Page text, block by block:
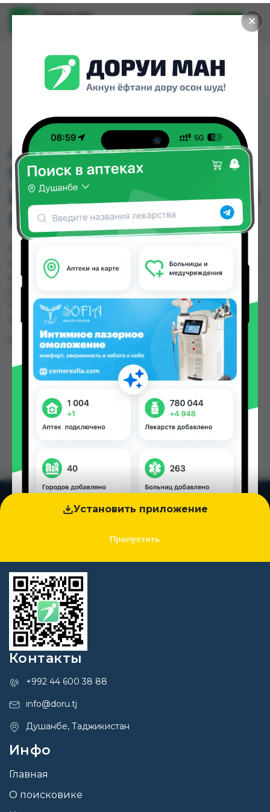
✕
Установить приложение
Пропустить
Доруи ман
Установить
ALPECIN ACTIVE
SHAMPOO A3 - ДЛЯ
ШЕЛУШАЩЕЙСЯ КОЖИ
ГОЛОВЫ
ШЕЛУШАЩЕЙСЯ КОЖИ ГОЛОВЫ можно купить
или заказать в аптеках, Дорухона Олмони №1,
150.00 TJS в Душанбе и других городах
Таджикистана
Цена: от150.00 TJS
Контакты
+992 44 600 38 88
info@doru.tj
Душанбе, Таджикистан
Инфо
Главная
О поисковике